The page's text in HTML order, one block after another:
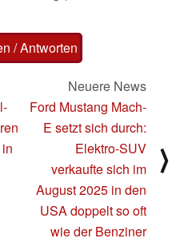
/ Antworten
Neuere News
Ford Mustang Mach-
E setzt sich durch:
Elektro-SUV
verkaufte sich im
August 2025 in den
USA doppelt so oft
wie der Benziner
⟩